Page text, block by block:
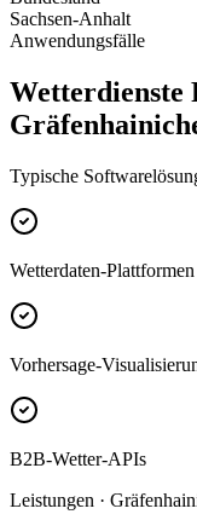
Sachsen-Anhalt
Anwendungsfälle
Wetterdienste
Typische
Wetterdaten-Plattformen
Vorhersage-
B2B-Wetter-APIs
Leistungen ·